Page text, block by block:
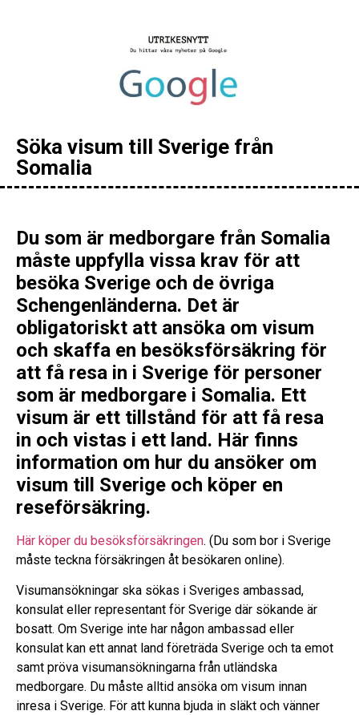
Söka visum till Sverige från
Somalia
Du som är medborgare från Somalia
måste uppfylla vissa krav för att
besöka Sverige och de övriga
Schengenländerna. Det är
obligatoriskt att ansöka om visum
och skaffa en besöksförsäkring för
att få resa in i Sverige för personer
som är medborgare i Somalia. Ett
visum är ett tillstånd för att få resa
in och vistas i ett land. Här finns
information om hur du ansöker om
visum till Sverige och köper en
reseförsäkring.
Här köper du besöksförsäkringen. (Du som bor i Sverige
måste teckna försäkringen åt besökaren online).
Visumansökningar ska sökas i Sveriges ambassad,
konsulat eller representant för Sverige där sökande är
bosatt. Om Sverige inte har någon ambassad eller
konsulat kan ett annat land företräda Sverige och ta emot
samt pröva visumansökningarna från utländska
medborgare. Du måste alltid ansöka om visum innan
inresa i Sverige. För att kunna bjuda in släkt och vänner